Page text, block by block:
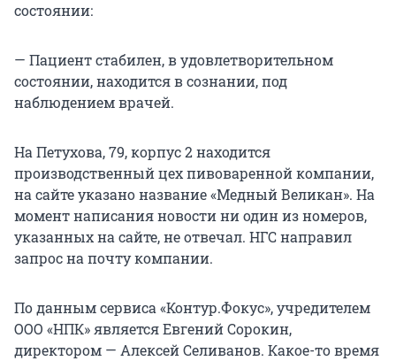
состоянии:
— Пациент стабилен, в удовлетворительном
состоянии, находится в сознании, под
наблюдением врачей.
На Петухова, 79, корпус 2 находится
производственный цех пивоваренной компании,
на сайте указано название «Медный Великан». На
момент написания новости ни один из номеров,
указанных на сайте, не отвечал. НГС направил
запрос на почту компании.
По данным сервиса «Контур.Фокус», учредителем
ООО «НПК» является Евгений Сорокин,
директором — Алексей Селиванов. Какое-то время